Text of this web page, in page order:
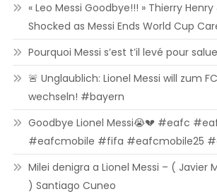
« Leo Messi Goodbye!!! » Thierry
Shocked as Messi Ends World Cup
Pourquoi Messi s’est t’il levé pour
🚨 Unglaublich: Lionel Messi will zum
wechseln! #bayern
Goodbye Lionel Messi😭💔 #eafc
#eafcmobile #fifa #eafcmobile25
Milei denigra a Lionel Messi – ( Javier
) Santiago Cuneo